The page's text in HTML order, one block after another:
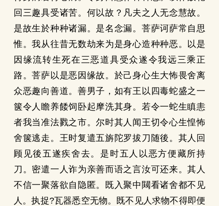
回三趣具受诸苦。何以故？凡夫之人无念慧故。
是故生於种种诸漏。是名念漏。菩萨诃萨常自思
惟。我从往昔无数劫来为是身心造种种恶。以是
因缘流转生死在三恶道具受众遂令我远三乘正
路。菩萨以是恶因缘故。於己身心生大怖畏舍离
众恶趣向善道。善男子，如有王以四毒蛇盛之一
箧令人瞻养餧饲卧起摩洗其身。若令一蛇生瞋恚
者我当准法戮之市。尔时其人闻王切令心生惶怖
舍箧逃走。王时复遣五旃陀罗拔刀随後。其人回
顾见後五遂疾舍去。是时五人以恶方便藏所持
刀。密遣一人诈为亲善而语之言汝可还来。其人
不信一聚落欲自隐匿。既入聚中闚看诸舍都不见
人。执捉?瓦器悉空无物。既不见人求物不得即便